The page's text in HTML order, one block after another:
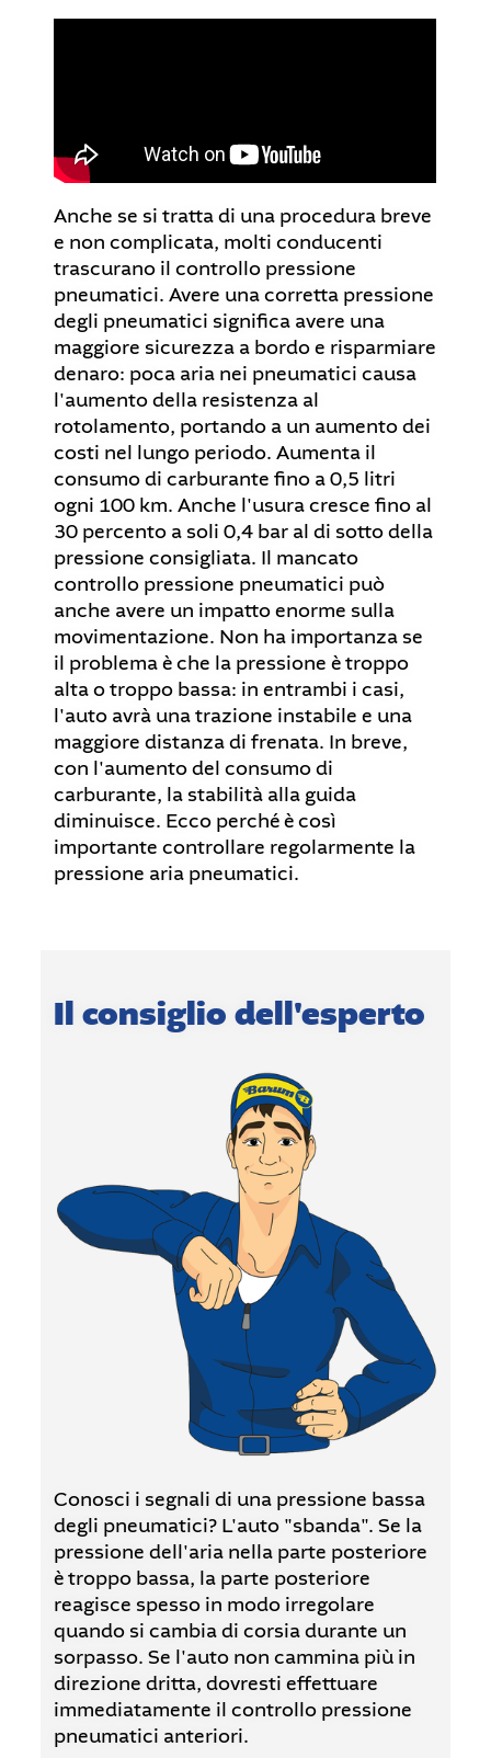
Anche se si tratta di una procedura breve
e non complicata, molti conducenti
trascurano il controllo pressione
pneumatici. Avere una corretta pressione
degli pneumatici significa avere una
maggiore sicurezza a bordo e risparmiare
denaro: poca aria nei pneumatici causa
l'aumento della resistenza al
rotolamento, portando a un aumento dei
costi nel lungo periodo. Aumenta il
consumo di carburante fino a 0,5 litri
ogni 100 km. Anche l'usura cresce fino al
30 percento a soli 0,4 bar al di sotto della
pressione consigliata. Il mancato
controllo pressione pneumatici può
anche avere un impatto enorme sulla
movimentazione. Non ha importanza se
il problema è che la pressione è troppo
alta o troppo bassa: in entrambi i casi,
l'auto avrà una trazione instabile e una
maggiore distanza di frenata. In breve,
con l'aumento del consumo di
carburante, la stabilità alla guida
diminuisce. Ecco perché è così
importante controllare regolarmente la
pressione aria pneumatici.
Il consiglio dell'esperto
Conosci i segnali di una pressione bassa
degli pneumatici? L'auto "sbanda". Se la
pressione dell'aria nella parte posteriore
è troppo bassa, la parte posteriore
reagisce spesso in modo irregolare
quando si cambia di corsia durante un
sorpasso. Se l'auto non cammina più in
direzione dritta, dovresti effettuare
immediatamente il controllo pressione
pneumatici anteriori.